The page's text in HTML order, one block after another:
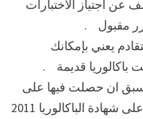
اجتياز الاختبارات
مقبول .
يعني بإمكانك
باكالوريا قديمة .
ان حصلت فيها على
شهادة الباكالوريا مثلاً إذا حصلت على شهادة الباكالوريا 2011